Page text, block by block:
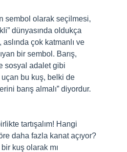
sembol olarak seçilmesi,
dünyasında oldukça
aslında çok katmanlı ve
bir sembol. Barış,
sosyal adalet gibi
bu kuş, belki de
barış almalı” diyordur.
tartışalım! Hangi
daha fazla kanat açıyor?
kuş olarak mı